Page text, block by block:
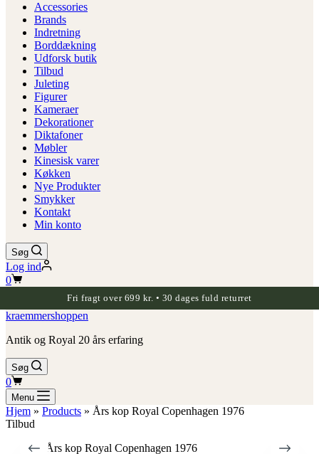
Accessories
Brands
Indretning
Borddækning
Udforsk butik
Tilbud
Juleting
Figurer
Kameraer
Dekorationer
Diktafoner
Møbler
Kinesisk varer
Køkken
Nye Produkter
Smykker
Kontakt
Min konto
Søg
Log ind
Indkøbskurv
0
Fri fragt over 699 kr. • 30 dages fuld returret
kraemmershoppen
Antik og Royal 20 års erfaring
Søg
Indkøbskurv
0
Menu
Hjem » Products » Års kop Royal Copenhagen 1976
Tilbud